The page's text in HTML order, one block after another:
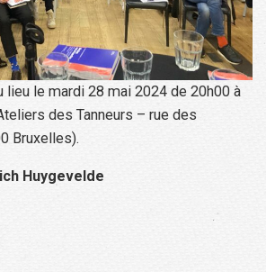
lieu le mardi 28 mai 2024 de 20h00 à
des Tanneurs – rue des
Bruxelles).
Huygevelde